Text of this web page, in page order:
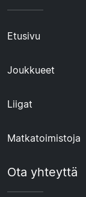
Etusivu
Joukkueet
Liigat
Matkatoimistoja
Ota yhteyttä